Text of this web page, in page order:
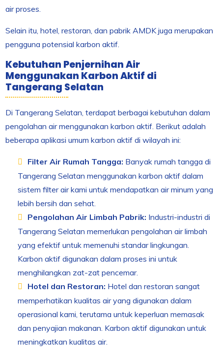
air proses.
Selain itu, hotel, restoran, dan pabrik AMDK juga merupakan
pengguna potensial karbon aktif.
Kebutuhan Penjernihan Air
Menggunakan Karbon Aktif di
Tangerang Selatan
Di Tangerang Selatan, terdapat berbagai kebutuhan dalam
pengolahan air menggunakan karbon aktif. Berikut adalah
beberapa aplikasi umum karbon aktif di wilayah ini:
Filter Air Rumah Tangga: Banyak rumah tangga di
Tangerang Selatan menggunakan karbon aktif dalam
sistem filter air kami untuk mendapatkan air minum yang
lebih bersih dan sehat.
Pengolahan Air Limbah Pabrik: Industri-industri di
Tangerang Selatan memerlukan pengolahan air limbah
yang efektif untuk memenuhi standar lingkungan.
Karbon aktif digunakan dalam proses ini untuk
menghilangkan zat-zat pencemar.
Hotel dan Restoran: Hotel dan restoran sangat
memperhatikan kualitas air yang digunakan dalam
operasional kami, terutama untuk keperluan memasak
dan penyajian makanan. Karbon aktif digunakan untuk
meningkatkan kualitas air.